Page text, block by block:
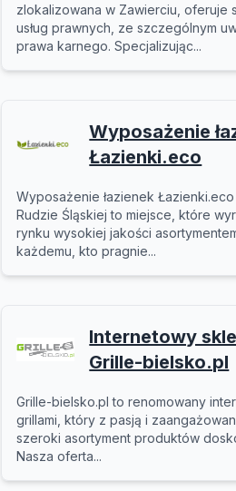
zlokalizowana w Zawierciu, oferuje
usług prawnych, ze szczególnym
prawa karnego. Specjalizując...
Wyposażenie
Łazienki.eco
Wyposażenie łazienek
Rudzie Śląskiej to miejsce, które
rynku wysokiej jakości
każdemu, kto pragnie...
Internetowy
Grille-bielsko.pl
Grille-bielsko.pl to renomowany
grillami, który z pasją i
szeroki asortyment produktów
Nasza oferta...